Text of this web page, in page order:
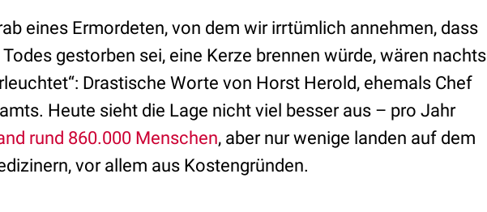
eines Ermordeten, von dem wir irrtümlich annehmen, dass
gestorben sei, eine Kerze brennen würde, wären nachts
Drastische Worte von Horst Herold, ehemals Chef
Heute sieht die Lage nicht viel besser aus – pro Jahr
rund 860.000 Menschen, aber nur wenige landen auf dem
vor allem aus Kostengründen.